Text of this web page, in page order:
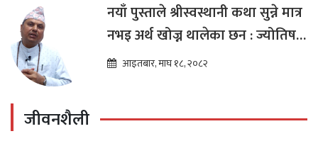
नयाँ पुस्ताले श्रीस्वस्थानी कथा सुन्ने मात्र
नभइ अर्थ खोज्न थालेका छन : ज्योतिष
तारा लोचन न्यौपाने
आइतबार, माघ १८, २०८२
जीवनशैली